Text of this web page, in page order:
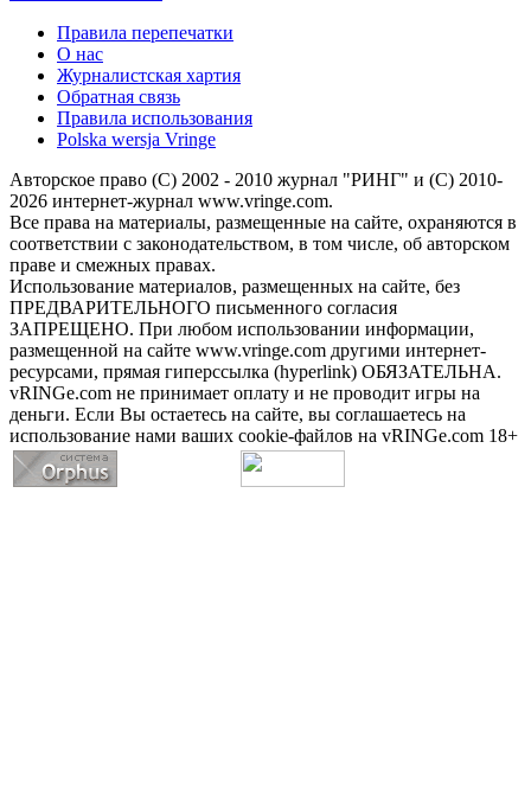
Правила перепечатки
О нас
Журналистская хартия
Обратная связь
Правила использования
Polska wersja Vringe
Авторское право (С) 2002 - 2010 журнал "РИНГ" и (С) 2010-
2026 интернет-журнал www.vringe.com.
Все права на материалы, размещенные на сайте, охраняются в
соответствии с законодательством, в том числе, об авторском
праве и смежных правах.
Использование материалов, размещенных на сайте, без
ПРЕДВАРИТЕЛЬНОГО письменного согласия
ЗАПРЕЩЕНО. При любом использовании информации,
размещенной на сайте www.vringe.com другими интернет-
ресурсами, прямая гиперссылка (hyperlink) ОБЯЗАТЕЛЬНА.
vRINGe.com не принимает оплату и не проводит игры на
деньги. Если Вы остаетесь на сайте, вы соглашаетесь на
использование нами ваших cookie-файлов на vRINGe.com 18+